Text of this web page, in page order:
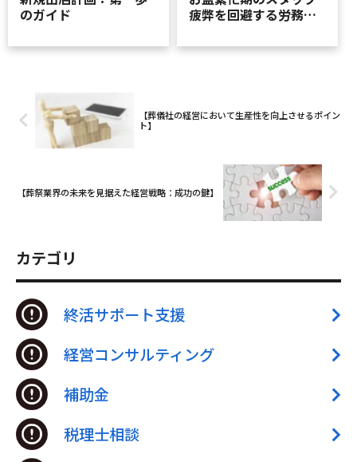
のガイド
疲弊を回避する労務マ
【葬儀社の経営において生産性を向上させるポイン
ト】
【葬祭業界の未来を見据えた経営戦略：成功の鍵】
カテゴリ
終活サポート支援
経営コンサルティング
補助金
税理士相談